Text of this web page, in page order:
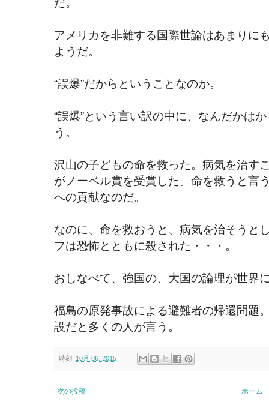
アメリカを非難する国際世論はあまりに
ようだ。
“誤爆”だからということなのか。
“誤爆”という言い訳の中に、なんだかは
う。
沢山の子どもの命を救った。病気を治す
がノーベル賞を受賞した。命を救うと言
への貢献なのだ。
なのに、命を救おうと、病気を治そうと
フは恐怖とともに殺された・・・。
おしなべて、強国の、大国の論理が世界
福島の原発事故による避難者の帰還問題
設だと多くの人が言う。
時刻: 10月 06, 2015
次の投稿 ホーム